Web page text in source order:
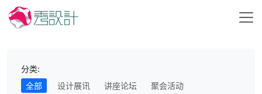
分类:
全部
设计展讯 讲座论坛 聚会活动